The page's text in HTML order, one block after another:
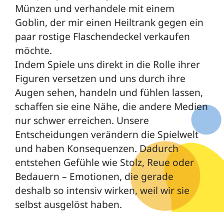
Münzen und verhandele mit einem
Goblin, der mir einen Heiltrank gegen ein
paar rostige Flaschendeckel verkaufen
möchte.
Indem Spiele uns direkt in die Rolle ihrer
Figuren versetzen und uns durch ihre
Augen sehen, handeln und fühlen lassen,
schaffen sie eine Nähe, die andere Medien
nur schwer erreichen. Unsere
Entscheidungen verändern die Spielwelt
und haben Konsequenzen. Dadurch
entstehen Gefühle wie Stolz, Reue oder
Bedauern – Emotionen, die gerade
deshalb so intensiv wirken, weil wir sie
selbst ausgelöst haben.